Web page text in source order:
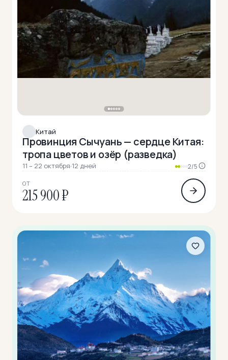
Китай
Провинция Сычуань — сердце Китая:
тропа цветов и озёр (разведка)
11 – 22 октября·12 дней 2/5
ОТ
215 900 ₽